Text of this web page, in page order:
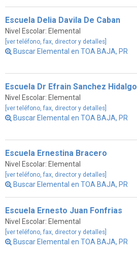
Escuela Delia Davila De Caban
Nivel Escolar: Elemental
[ver teléfono, fax, director y detalles]
Buscar Elemental en TOA BAJA, PR
Escuela Dr Efrain Sanchez Hidalgo
Nivel Escolar: Elemental
[ver teléfono, fax, director y detalles]
Buscar Elemental en TOA BAJA, PR
Escuela Ernestina Bracero
Nivel Escolar: Elemental
[ver teléfono, fax, director y detalles]
Buscar Elemental en TOA BAJA, PR
Escuela Ernesto Juan Fonfrias
Nivel Escolar: Elemental
[ver teléfono, fax, director y detalles]
Buscar Elemental en TOA BAJA, PR